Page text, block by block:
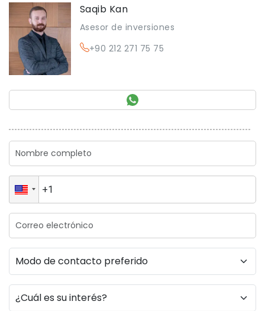
Saqib Kan
Asesor de inversiones
+90 212 271 75 75